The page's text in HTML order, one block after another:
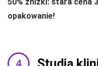
50% zniżki: stara cena
opakowanie!